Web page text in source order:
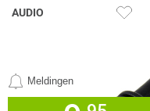
Meldingen
AUDIO
DESIGN
Waarde
Kabelhulsmateriaal